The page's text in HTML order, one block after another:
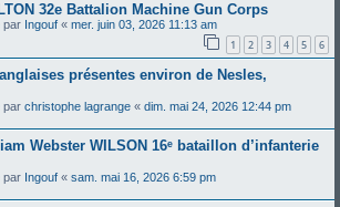
32e Battalion Machine Gun Corps
par Ingouf « mer. juin 03, 2026 11:13 am
1 2 3 4 5 6
présentes environ de Nesles,
par christophe lagrange « dim. mai 24, 2026 12:44 pm
Webster WILSON 16ᵉ bataillon d’infanterie
par Ingouf « sam. mai 16, 2026 6:59 pm